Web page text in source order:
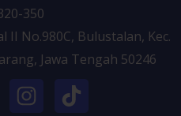
350
II No.980C, Bulustalan, Kec.
Jawa Tengah 50246